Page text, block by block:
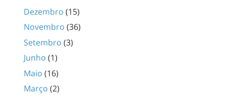
Dezembro (15)
Novembro (36)
Setembro (3)
Junho (1)
Maio (16)
Março (2)